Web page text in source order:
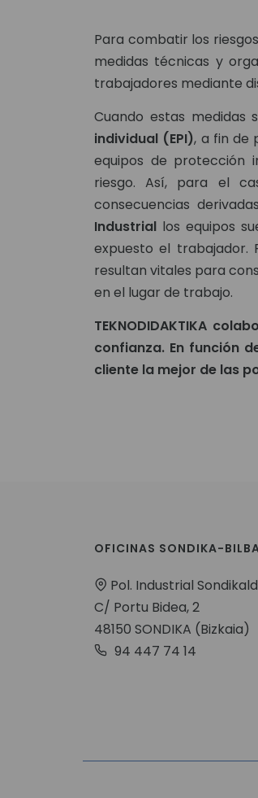
Para combatir los
medidas técnicas y
trabajadores mediante
Cuando estas medidas
individual (EPI), a fin de
equipos de protección
riesgo. Así, para el
consecuencias
Industrial los equipos
expuesto el trabajador.
resultan vitales para
en el lugar de trabajo.
TEKNODIDAKTIKA
confianza. En función
cliente la mejor de las
OFICINAS SONDIKA-
Pol. Industrial
C/ Portu Bidea, 2
48150 SONDIKA (Bizkaia)
94 447 74 14